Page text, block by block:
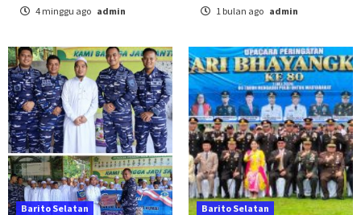
4 minggu ago admin 1 bulan ago admin
Barito Selatan Barito Selatan